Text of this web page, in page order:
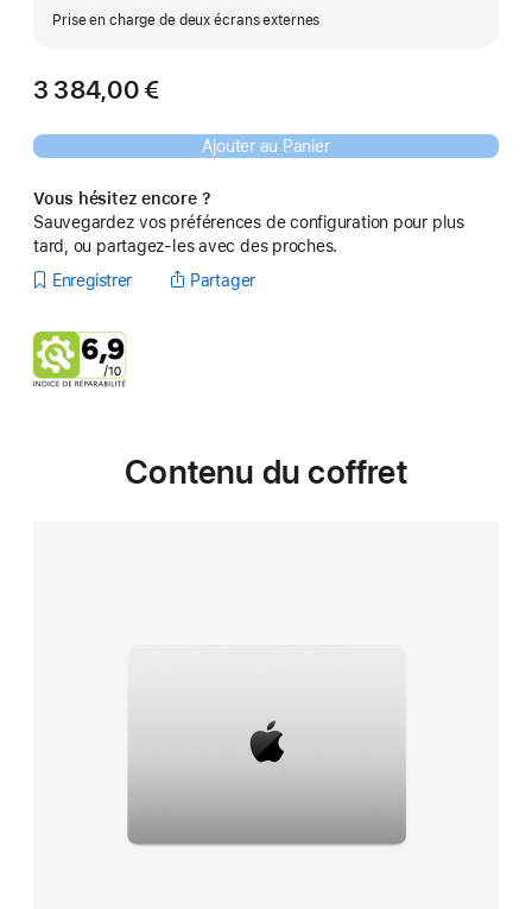
Prise en charge de deux écrans externes
3 384,00 €
Ajouter au Panier
Vous hésitez encore ?
Sauvegardez vos préférences de configuration pour plus
tard, ou partagez-les avec des proches.
Enregistrer
Partager
Contenu du coffret